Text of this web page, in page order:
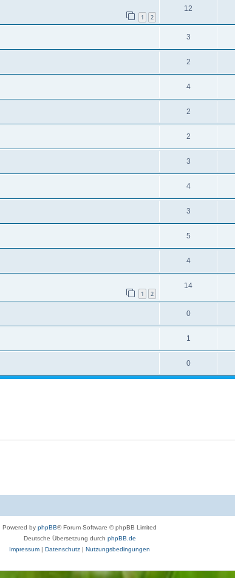
1 2
12
3
2
4
2
2
3
4
3
5
4
1 2
14
0
1
0
Powered by phpBB® Forum Software © phpBB Limited
Deutsche Übersetzung durch phpBB.de
Impressum | Datenschutz | Nutzungsbedingungen